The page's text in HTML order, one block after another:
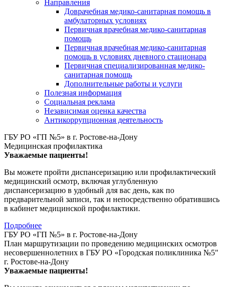
Направления
Доврачебная медико-санитарная помощь в
амбулаторных условиях
Первичная врачебная медико-санитарная
помощь
Первичная врачебная медико-санитарная
помощь в условиях дневного стационара
Первичная специализированная медико-
санитарная помощь
Дополнительные работы и услуги
Полезная информация
Социальная реклама
Независимая оценка качества
Антикоррупционная деятельность
ГБУ РО «ГП №5» в г. Ростове-на-Дону
Медицинская профилактика
Уважаемые пациенты!
Вы можете пройти диспансеризацию или профилактический
медицинский осмотр, включая углубленную
диспансеризацию в удобный для вас день, как по
предварительной записи, так и непосредственно обратившись
в кабинет медицинской профилактики.
Подробнее
ГБУ РО «ГП №5» в г. Ростове-на-Дону
План маршрутизации по проведению медицинских осмотров
несовершеннолетних в ГБУ РО «Городская поликлиника №5"
г. Ростове-на-Дону
Уважаемые пациенты!